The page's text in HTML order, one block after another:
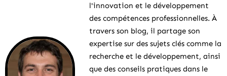
l'innovation et le développement
des compétences professionnelles. À
travers son blog, il partage son
expertise sur des sujets clés comme la
recherche et le développement, ainsi
que des conseils pratiques dans le